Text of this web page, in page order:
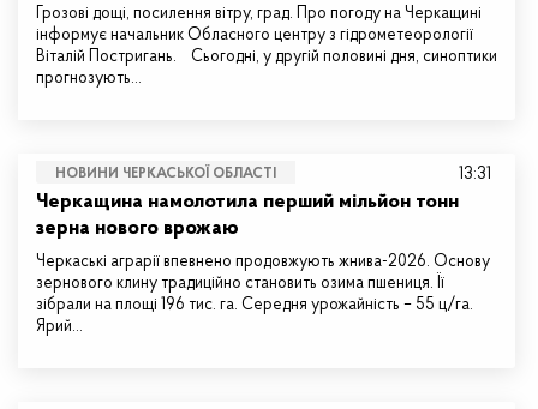
Грозові дощі, посилення вітру, град. Про погоду на Черкащині
інформує начальник Обласного центру з гідрометеорології
Віталій Постригань. Сьогодні, у другій половині дня, синоптики
прогнозують…
НОВИНИ ЧЕРКАСЬКОЇ ОБЛАСТІ
Черкащина намолотила перший мільйон тонн
зерна нового врожаю
Черкаські аграрії впевнено продовжують жнива-2026. Основу
зернового клину традиційно становить озима пшениця. Її
зібрали на площі 196 тис. га. Середня урожайність – 55 ц/га.
Ярий…
13:31